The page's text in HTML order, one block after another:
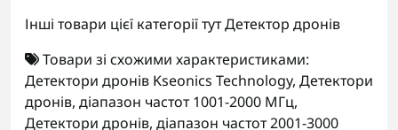
Інші товари цієї категорії тутДетектор дронів
Товари зі схожими характеристиками:
Детектори дронів Kseonics Technology, Детектори
дронів, діапазон частот 1001-2000 МГц,
Детектори дронів, діапазон частот 2001-3000